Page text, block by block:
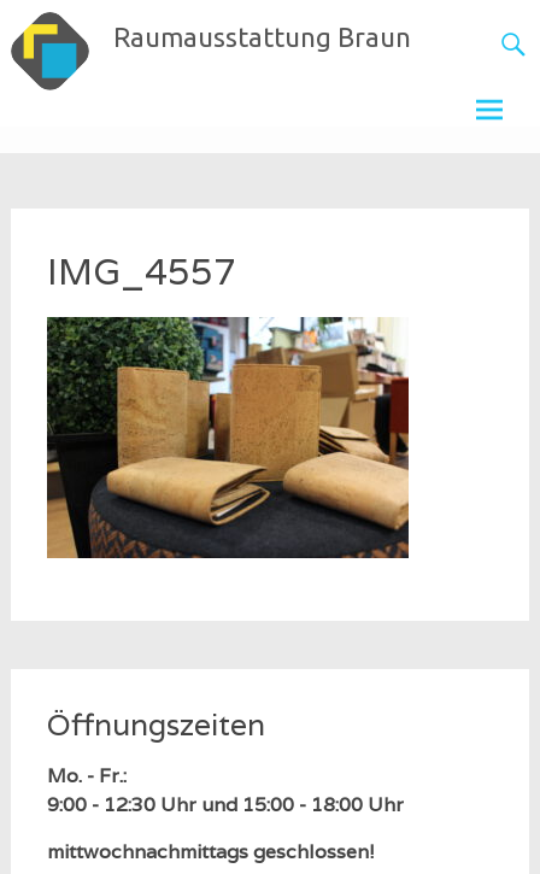
Skip
to
content
Raumausstattung Braun
IMG_4557
Öffnungszeiten
Mo. - Fr.:
9:00 - 12:30 Uhr und 15:00 - 18:00 Uhr
mittwochnachmittags geschlossen!